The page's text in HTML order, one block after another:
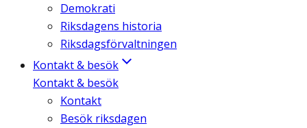
Demokrati
Riksdagens historia
Riksdagsförvaltningen
Kontakt & besök
Kontakt & besök
Kontakt
Besök riksdagen